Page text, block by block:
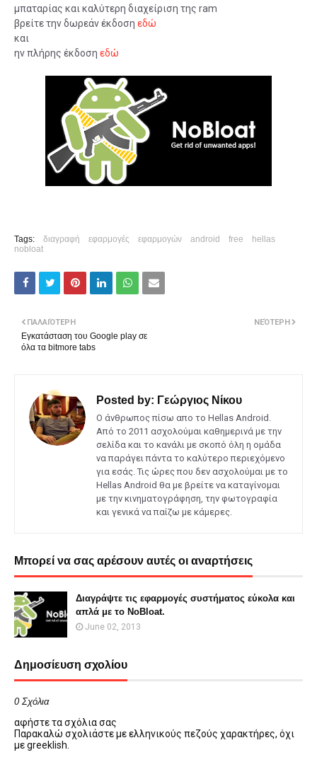
μπαταρίας και καλύτερη διαχείριση της ram
βρείτε την δωρεάν έκδοση εδώ
και
ην πλήρης έκδοση εδώ
Tags: διαγραφή εφαρμογές εφαρμογών android free
hellas
nobloat
ΝΕΌΤΕΡΗ
ΠΑΛΑΙΌΤΕΡΗ
Εγκατάσταση του Google play σε
όλα τα bitmore tabs
Posted by: Γεώργιος Νίκου
Ο άνθρωπος πίσω απο το Hellas Android.
Από το 2011 ασχολούμαι καθημερινά με την
σελίδα και το κανάλι με σκοπό όλη η ομάδα
να παράγει πάντα το καλύτερο περιεχόμενο
για εσάς. Τις ώρες που δεν ασχολούμαι με το
Hellas Android θα με βρείτε να καταγίνομαι
με την κινηματογράφηση, την φωτογραφία
και γενικά να παίζω με κάμερες.
Μπορεί να σας αρέσουν αυτές οι αναρτήσεις
Διαγράψτε τις εφαρμογές συστήματος εύκολα και
απλά με το NoBloat.
June 02, 2013
Δημοσίευση σχολίου
0 Σχόλια
αφήστε τα σχόλια σας
Παρακαλώ σχολιάστε με ελληνικούς πεζούς χαρακτήρες, όχι
με greeklish.